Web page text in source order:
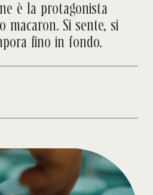
è la protagonista
macaron. Si sente, si
fino in fondo.